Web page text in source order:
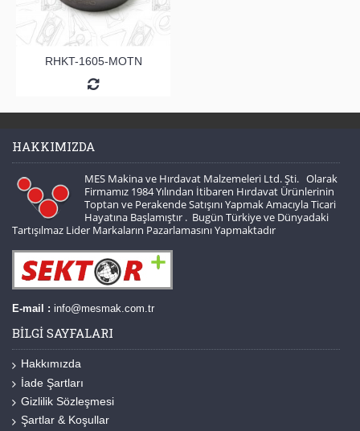
RHKT-1605-MOTN
HAKKIMIZDA
MES Makina ve Hırdavat Malzemeleri Ltd. Şti. Olarak
Firmamız 1984 Yılından İtibaren Hırdavat Ürünlerinin
Toptan ve Perakende Satışını Yapmak Amacıyla Ticari
Hayatına Başlamıştır . Bugün Türkiye ve Dünyadaki
Tartışılmaz Lider Markaların Pazarlamasını Yapmaktadır
E-mail : info@mesmak.com.tr
BILGI SAYFALARI
Hakkımızda
İade Şartları
Gizlilik Sözleşmesi
Şartlar & Koşullar